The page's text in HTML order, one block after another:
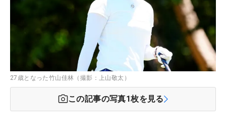
27歳となった竹山佳林（撮影：上山敬太）
この記事の写真1枚を見る